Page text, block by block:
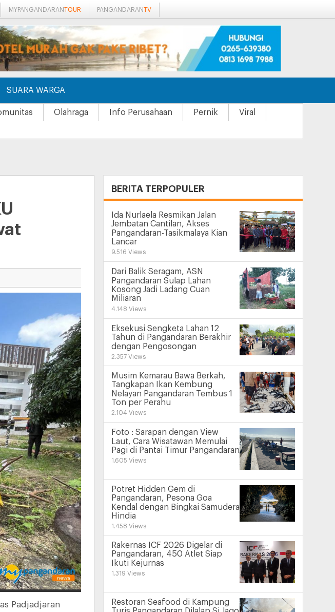
MYPANGANDARANTOUR PANGANDARANTV
SUARA WARGA
Olahraga Info Perusahaan Pernik Viral
Padjadjaran
BERITA TERPOPULER
Ida Nurlaela Resmikan Jalan
Jembatan Cantilan, Akses
Pangandaran-Tasikmalaya Kian
Lancar
9.516 Views
Dari Balik Seragam, ASN
Pangandaran Sulap Lahan
Kosong Jadi Ladang Cuan
Miliaran
4.148 Views
Eksekusi Sengketa Lahan 12
Tahun di Pangandaran Berakhir
dengan Pengosongan
2.357 Views
Musim Kemarau Bawa Berkah,
Tangkapan Ikan Kembung
Nelayan Pangandaran Tembus 1
Ton per Perahu
2.104 Views
Foto : Sarapan dengan View
Laut, Cara Wisatawan Memulai
Pagi di Pantai Timur Pangandaran
1.605 Views
Potret Hidden Gem di
Pangandaran, Pesona Goa
Kendal dengan Bingkai Samudera
Hindia
1.458 Views
Rakernas ICF 2026 Digelar di
Pangandaran, 450 Atlet Siap
Ikuti Kejurnas
1.319 Views
Restoran Seafood di Kampung